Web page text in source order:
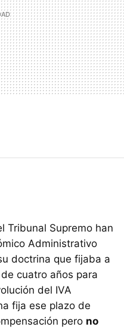
Tribunal Supremo han
Administrativo
doctrina que fijaba a
cuatro años para
del IVA
fija ese plazo de
pero no